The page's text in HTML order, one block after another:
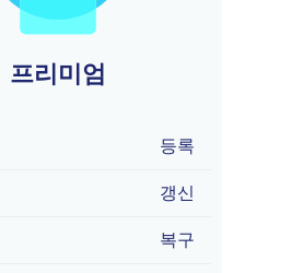
프리미엄
등록
갱신
복구